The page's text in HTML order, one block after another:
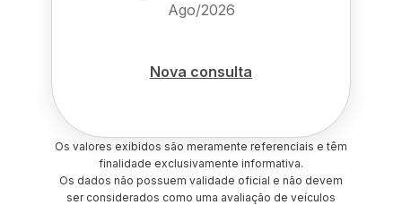
Ago/2026
Nova consulta
Os valores exibidos são meramente referenciais e têm
finalidade exclusivamente informativa.
Os dados não possuem validade oficial e não devem
ser considerados como uma avaliação de veículos